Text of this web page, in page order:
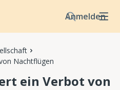
Anmelden
Nachtflügen
ein Verbot von